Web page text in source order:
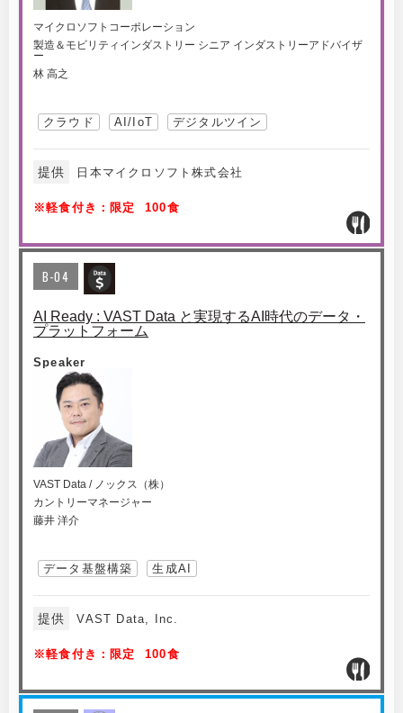
マイクロソフトコーポレーション
製造＆モビリティインダストリー シニア インダストリーアドバイザ
ー
林 高之
クラウド AI/IoT デジタルツイン
提供 日本マイクロソフト株式会社
※軽食付き：限定 100食
B-04
AI Ready : VAST Data と実現するAI時代のデータ・
プラットフォーム
Speaker
VAST Data / ノックス（株）
カントリーマネージャー
藤井 洋介
データ基盤構築 生成AI
提供 VAST Data, Inc.
※軽食付き：限定 100食